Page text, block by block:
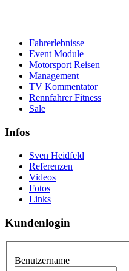
Fahrerlebnisse
Event Module
Motorsport Reisen
Management
TV Kommentator
Rennfahrer Fitness
Sale
Infos
Sven Heidfeld
Referenzen
Videos
Fotos
Links
Kundenlogin
Benutzername